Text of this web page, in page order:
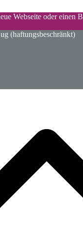
Webseite oder einen
(haftungsbeschränkt)